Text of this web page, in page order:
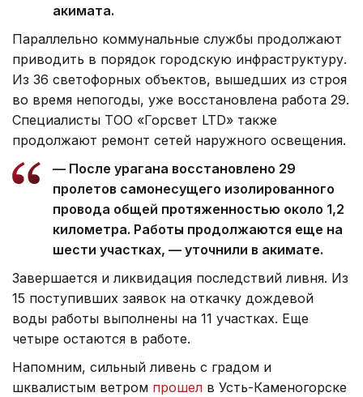
акимата.
Параллельно коммунальные службы продолжают
приводить в порядок городскую инфраструктуру.
Из 36 светофорных объектов, вышедших из строя
во время непогоды, уже восстановлена работа 29.
Специалисты ТОО «Горсвет LTD» также
продолжают ремонт сетей наружного освещения.
— После урагана восстановлено 29
пролетов самонесущего изолированного
провода общей протяженностью около 1,2
километра. Работы продолжаются еще на
шести участках, — уточнили в акимате.
Завершается и ликвидация последствий ливня. Из
15 поступивших заявок на откачку дождевой
воды работы выполнены на 11 участках. Еще
четыре остаются в работе.
Напомним, сильный ливень с градом и
шквалистым ветром прошел в Усть-Каменогорске